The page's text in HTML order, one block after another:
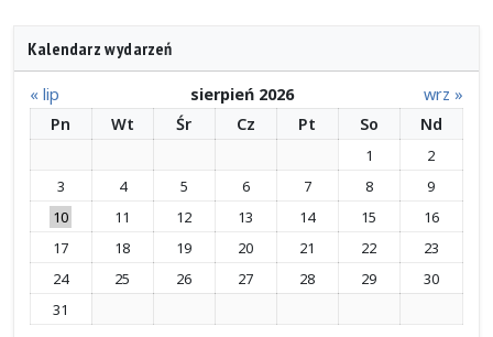
Kalendarz wydarzeń
« lip sierpień 2026
wrz »
Pn
Wt Śr Cz Pt So Nd
1
2
3
4 5 6 7 8
9
10
11 12 13 14 15
16
17
18 19 20 21 22
23
24
25 26 27 28 29
30
31